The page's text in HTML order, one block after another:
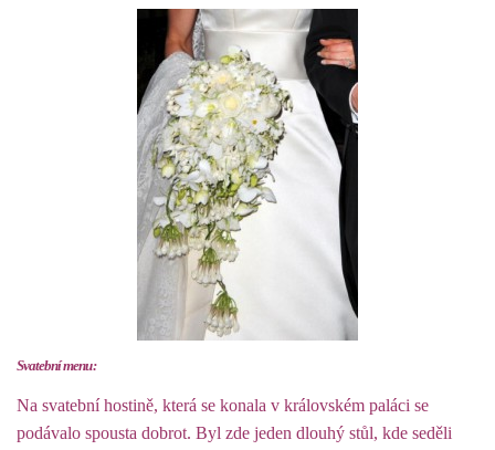
Svatební menu:
Na svatební hostině, která se konala v královském paláci se
podávalo spousta dobrot. Byl zde jeden dlouhý stůl, kde seděli